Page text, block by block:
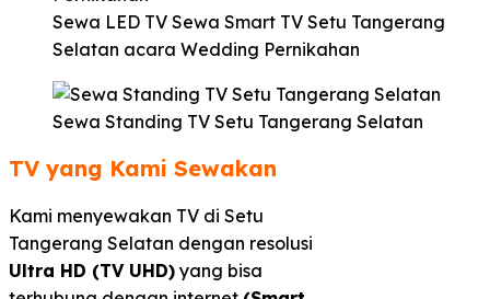
Sewa LED TV Sewa Smart TV Setu Tangerang
Selatan acara Wedding Pernikahan
Sewa Standing TV Setu Tangerang Selatan
TV yang Kami Sewakan
Kami menyewakan TV di Setu
Tangerang Selatan dengan resolusi
Ultra HD (TV UHD) yang bisa